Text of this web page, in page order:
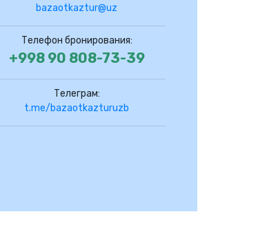
bazaotkaztur@uz
Телефон бронирования:
+998 90 808-73-39
Телеграм:
t.me/bazaotkazturuzb